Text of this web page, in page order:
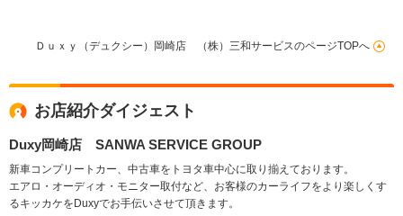
Ｄｕｘｙ（デュクシー）岡崎店 （株）三和サービスのページTOPへ
お店紹介ダイジェスト
Duxy岡崎店 SANWA SERVICE GROUP
新車コンプリートカー、中古車をトヨタ車中心に取り揃えております。
エアロ・オーディオ・モニター取付など、お客様のカーライフをより楽しくす
るキッカケをDuxyでお手伝いさせて頂きます。